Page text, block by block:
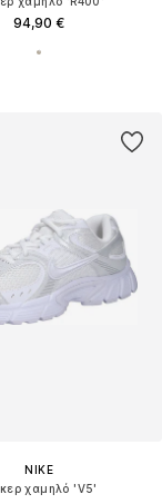
94,90 €
NIKE
χαμηλό 'V5'